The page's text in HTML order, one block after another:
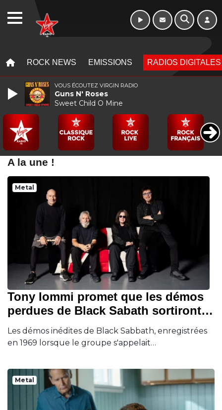
ROCK NEWS EMISSIONS RADIOS DIGITALES
A la une !
Metal
Tony Iommi promet que les démos
perdues de Black Sabath sortiront…
Les démos inédites de Black Sabbath, enregistrées
en 1969 lorsque le groupe s'appelait…
Metal
VOUS ÉCOUTEZ VIRGIN RADIO
Guns N' Roses
Sweet Child O Mine
WEBRADIO